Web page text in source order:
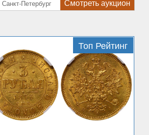
Санкт-Петербург Смотреть аукцион
Топ Рейтинг